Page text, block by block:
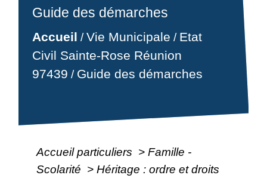
Guide des démarches
Accueil /Vie Municipale / Etat
Civil Sainte-Rose Réunion
97439 / Guide des démarches
Accueil particuliers > Famille -
Scolarité > Héritage : ordre et droits